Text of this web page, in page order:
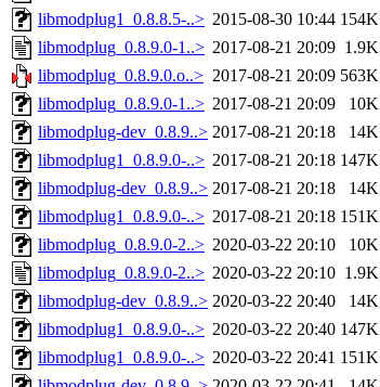
libmodplug1_0.8.8.5-..> 2015-08-30 10:44 154K
libmodplug_0.8.9.0-1..> 2017-08-21 20:09 1.9K
libmodplug_0.8.9.0.o..> 2017-08-21 20:09 563K
libmodplug_0.8.9.0-1..> 2017-08-21 20:09
10K
libmodplug-dev_0.8.9..> 2017-08-21 20:18
14K
libmodplug1_0.8.9.0-..> 2017-08-21 20:18 147K
libmodplug-dev_0.8.9..> 2017-08-21 20:18
14K
libmodplug1_0.8.9.0-..> 2017-08-21 20:18 151K
libmodplug_0.8.9.0-2..> 2020-03-22 20:10
10K
libmodplug_0.8.9.0-2..> 2020-03-22 20:10 1.9K
libmodplug-dev_0.8.9..> 2020-03-22 20:40
14K
libmodplug1_0.8.9.0-..> 2020-03-22 20:40 147K
libmodplug1_0.8.9.0-..> 2020-03-22 20:41 151K